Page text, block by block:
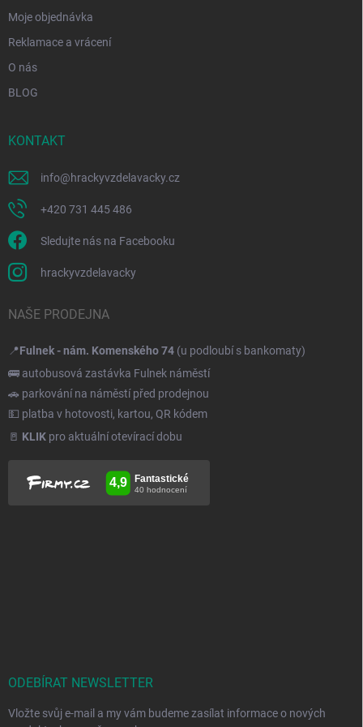
Moje objednávka
Reklamace a vrácení
O nás
BLOG
KONTAKT
info@hrackyvzdelavacky.cz
+420 731 445 486
Sledujte nás na Facebooku
hrackyvzdelavacky
NAŠE PRODEJNA
📍Fulnek - nám. Komenského 74 (u podloubí s bankomaty)
🚌 autobusová zastávka Fulnek náměstí
🚗 parkování na náměstí před prodejnou
💵 platba v hotovosti, kartou, QR kódem
🚪 KLIK pro aktuální otevírací dobu
ODEBÍRAT NEWSLETTER
Vložte svůj e-mail a my vám budeme zasílat informace o nových